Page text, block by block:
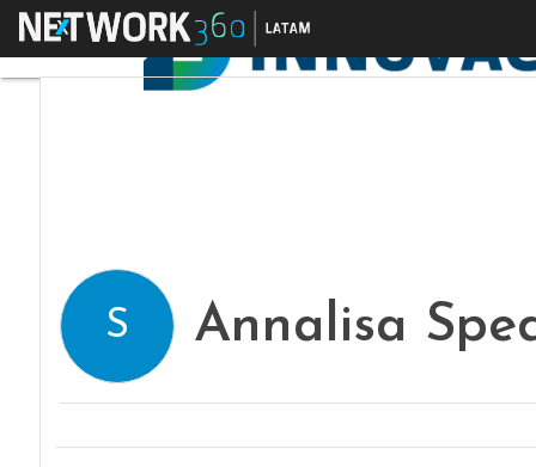
Menú
S Annalisa